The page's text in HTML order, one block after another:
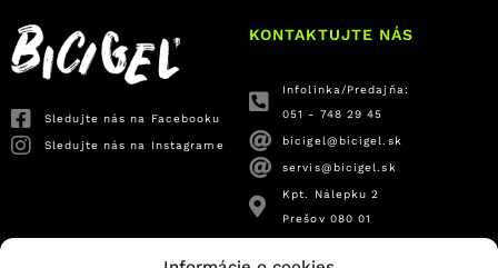
Sledujte nás na Facebooku
Sledujte nás na Instagrame
KONTAKTUJTE NÁS
Infolinka/Predajňa:
051 - 748 29 45
bicigel@bicigel.sk
servis@bicigel.sk
Kpt. Nálepku 2
Prešov 080 01
OTVÁRACIE HODINY INFORMÁCIE